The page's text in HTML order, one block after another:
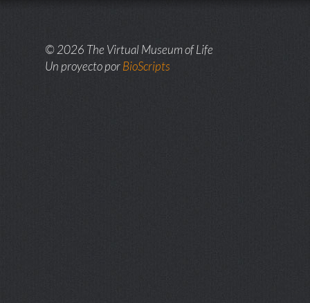
© 2026 The Virtual Museum of Life
Un proyecto porBioScripts